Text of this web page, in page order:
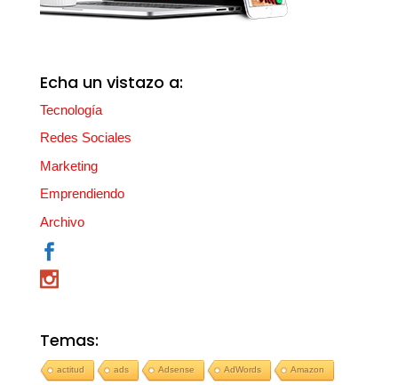
Echa un vistazo a:
Tecnología
Redes Sociales
Marketing
Emprendiendo
Archivo
Temas:
actitud ads Adsense AdWords Amazon